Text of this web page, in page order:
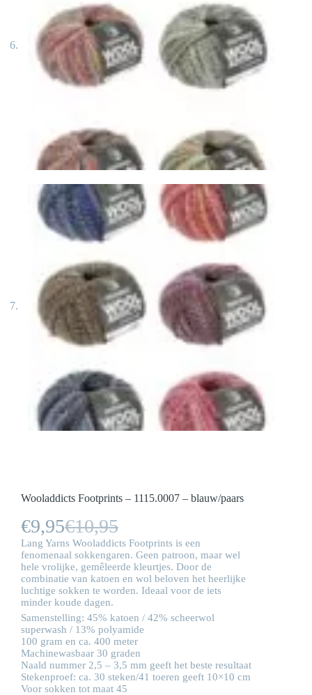
Wooladdicts Footprints – 1115.0007 – blauw/paars
€10,95
Oorspronkelijke
prijs
was:
€10,95.
€9,95 Huidige
prijs
is:
€9,95.
Lang Yarns Wooladdicts Footprints is een
fenomenaal sokkengaren. Geen patroon, maar wel
hele vrolijke, gemêleerde kleurtjes. Door de
combinatie van katoen en wol beloven het heerlijke
luchtige sokken te worden. Ideaal voor de iets
minder koude dagen.
Samenstelling: 45% katoen / 42% scheerwol
superwash / 13% polyamide
100 gram en ca. 400 meter
Machinewasbaar 30 graden
Naald nummer 2,5 – 3,5 mm geeft het beste resultaat
Stekenproef: ca. 30 steken/41 toeren geeft 10×10 cm
Voor sokken tot maat 45